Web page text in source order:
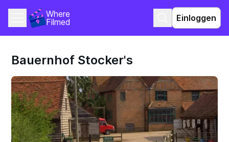
Where
Filmed
Einloggen
Bauernhof Stocker's